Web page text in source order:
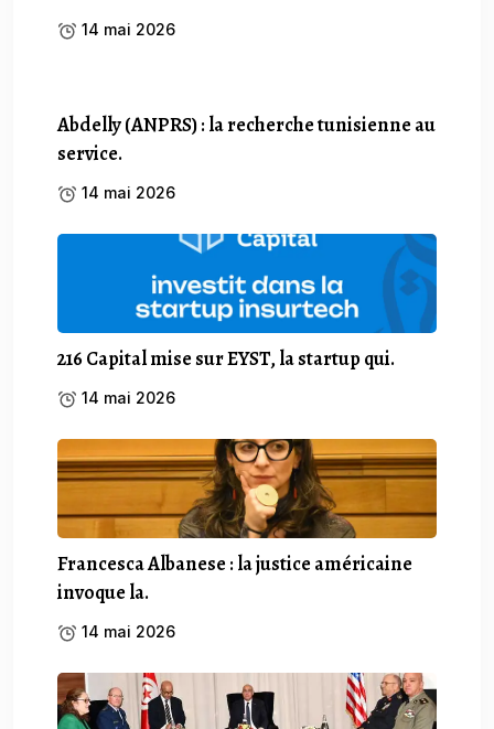
14 mai 2026
Abdelly (ANPRS) : la recherche tunisienne au
service.
14 mai 2026
216 Capital mise sur EYST, la startup qui.
14 mai 2026
Francesca Albanese : la justice américaine
invoque la.
14 mai 2026